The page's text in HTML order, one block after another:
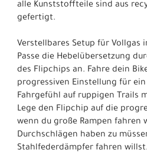
alle Kunststoffteile sind aus
gefertigt.
Verstellbares Setup für Vollgas
Passe die Hebelübersetzung
des Flipchips an. Fahre dein
progressiven Einstellung für
Fahrgefühl auf ruppigen Trails
Lege den Flipchip auf die
wenn du große Rampen fahren
Durchschlägen haben zu
Stahlfederdämpfer fahren willst.